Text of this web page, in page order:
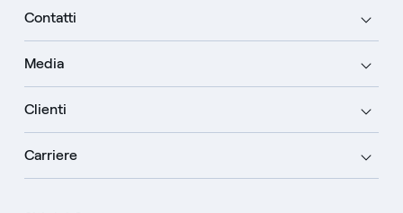
Contatti
Media
Clienti
Carriere